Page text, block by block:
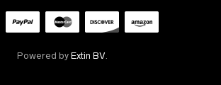
Powered by Extin BV.